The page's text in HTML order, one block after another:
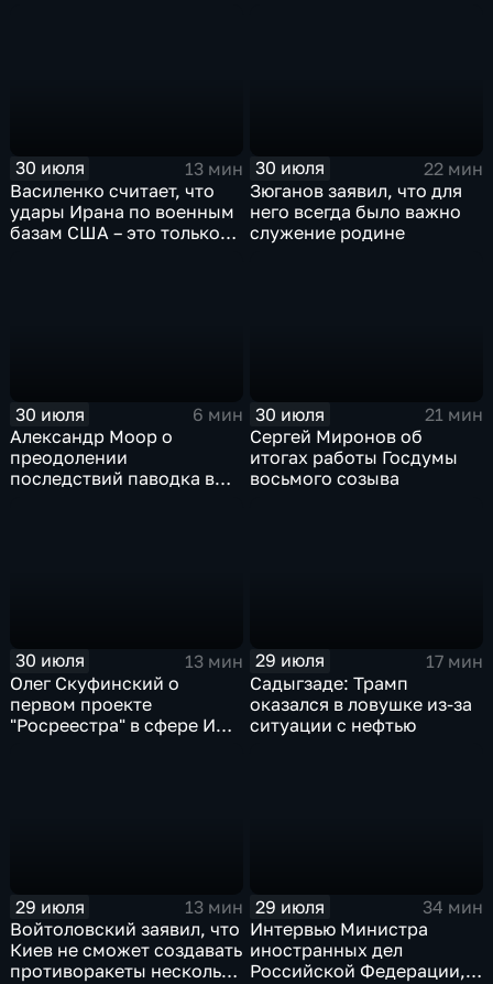
30 июля
13 мин
Василенко считает, что
удары Ирана по военным
базам США – это только
30 июля
22 мин
Зюганов заявил, что для
него всегда было важно
служение родине
30 июля
6 мин
Александр Моор о
преодолении
последствий паводка в
30 июля
21 мин
Сергей Миронов об
итогах работы Госдумы
восьмого созыва
30 июля
13 мин
Олег Скуфинский о
первом проекте
"Росреестра" в сфере ИИ
29 июля
17 мин
Садыгзаде: Трамп
оказался в ловушке из-за
ситуации с нефтью
29 июля
13 мин
Войтоловский заявил, что
Киев не сможет создавать
противоракеты несколько
29 июля
34 мин
Интервью Министра
иностранных дел
Российской Федерации,